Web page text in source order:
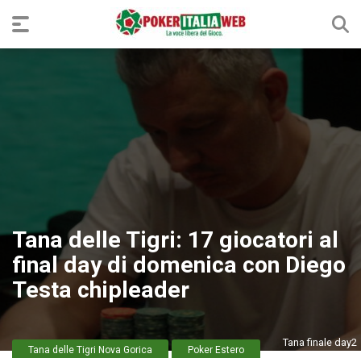
Tana delle Tigri: 17 giocatori al
final day di domenica con Diego
Testa chipleader
Tana finale day2
Tana delle Tigri Nova Gorica Poker Estero